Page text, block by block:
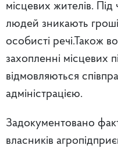
місцевих жителів. Під
людей зникають
особисті речі.Також
захопленні місцевих
відмовляються
адміністрацією.
Задокументовано
власників